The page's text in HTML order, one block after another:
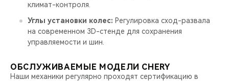
климат-контроля.
Углы установки колес: Регулировка сход-развала
на современном 3D-стенде для сохранения
управляемости и шин.
ОБСЛУЖИВАЕМЫЕ МОДЕЛИ CHERY
Наши механики регулярно проходят сертификацию в